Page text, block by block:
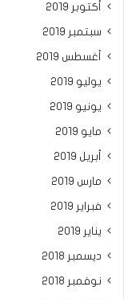
أكتوبر 2019
سبتمبر 2019
أغسطس 2019
يوليو 2019
يونيو 2019
مايو 2019
أبريل 2019
مارس 2019
فبراير 2019
يناير 2019
ديسمبر 2018
نوفمبر 2018